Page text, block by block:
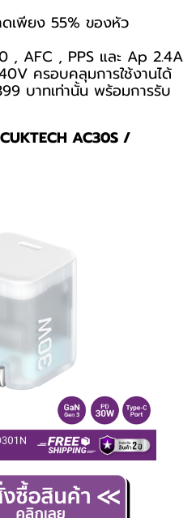
เพียง 55% ของหัว
, AFC , PPS และ Ap 2.4A
ครอบคลุมการใช้งานได้
บาทเท่านั้น พร้อมการรับ
AC30S /